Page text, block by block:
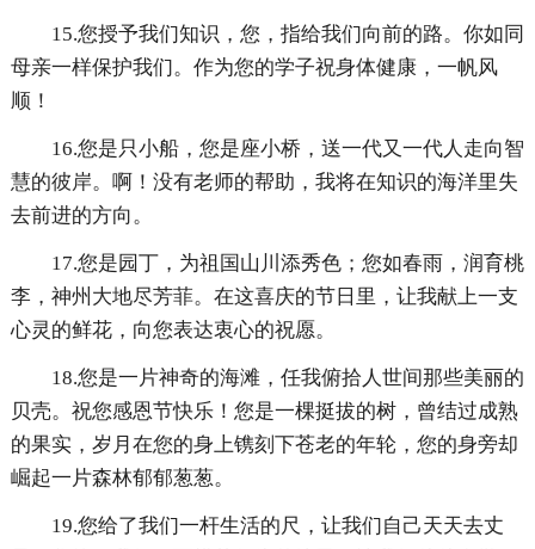
15.您授予我们知识，您，指给我们向前的路。你如同
母亲一样保护我们。作为您的学子祝身体健康，一帆风
顺！
16.您是只小船，您是座小桥，送一代又一代人走向智
慧的彼岸。啊！没有老师的帮助，我将在知识的海洋里失
去前进的方向。
17.您是园丁，为祖国山川添秀色；您如春雨，润育桃
李，神州大地尽芳菲。在这喜庆的节日里，让我献上一支
心灵的鲜花，向您表达衷心的祝愿。
18.您是一片神奇的海滩，任我俯拾人世间那些美丽的
贝壳。祝您感恩节快乐！您是一棵挺拔的树，曾结过成熟
的果实，岁月在您的身上镌刻下苍老的年轮，您的身旁却
崛起一片森林郁郁葱葱。
19.您给了我们一杆生活的尺，让我们自己天天去丈